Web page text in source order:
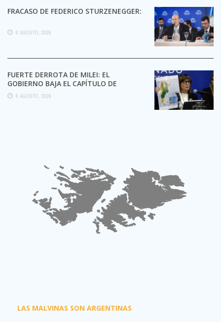
FRACASO DE FEDERICO STURZENEGGER:
6 AGOSTO, 2026
FUERTE DERROTA DE MILEI: EL
GOBIERNO BAJA EL CAPÍTULO DE
EXTRANJERIZACIÓN DE TIERRAS
6 AGOSTO, 2026
LAS MALVINAS SON ARGENTINAS